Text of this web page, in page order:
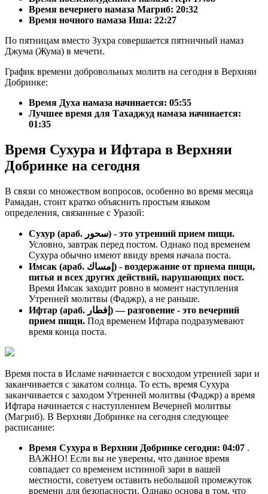
Время вечернего намаза Магриб: 20:32
Время ночного намаза Иша: 22:27
По пятницам вместо Зухра совершается пятничный намаз
Джума (Жума) в мечети.
График времени добровольных молитв на сегодня в Верхняи
Добринке:
Время Духа намаза начинается: 05:55
Лучшее время для Тахаджуд намаза начинается:
01:35
Время Сухура и Ифтара в Верхняи
Добринке на сегодня
В связи со множеством вопросов, особенно во время месяца
Рамадан, стоит кратко объяснить простым языком
определения, связанные с Уразой:
Сухур (араб. سحور) - это утренний прием пищи.
Условно, завтрак перед постом. Однако под временем
Сухура обычно имеют ввиду время начала поста.
Имсак (араб. إمساك) - воздержание от приема пищи,
питья и всех других действий, нарушающих пост.
Время Имсак заходит ровно в момент наступления
Утренней молитвы (Фаджр), а не раньше.
Ифтар (араб. إفطار) — разговение - это вечерний
прием пищи. Под временем Ифтара подразумевают
время конца поста.
Время поста в Исламе начинается с восходом утренней зари и
заканчивается с закатом солнца. То есть, время Сухура
заканчивается с заходом Утренней молитвы (Фаджр) а время
Ифтара начинается с наступлением Вечерней молитвы
(Магриб). В Верхняи Добринке на сегодня следующее
расписание:
Время Сухура в Верхняи Добринке сегодня: 04:07 .
ВАЖНО! Если вы не уверены, что данное время
совпадает со временем истинной зари в вашей
местности, советуем оставить небольшой промежуток
времени для безопасности. Однако основа в том, что